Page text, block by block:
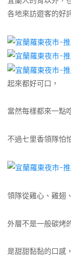
各地來訪遊客的好
起來都好可口，
當然每樣都來一點
不過七里香領隊怕
領隊從雞心、雞翅
外層不是一般碳烤
是甜甜黏黏的口感